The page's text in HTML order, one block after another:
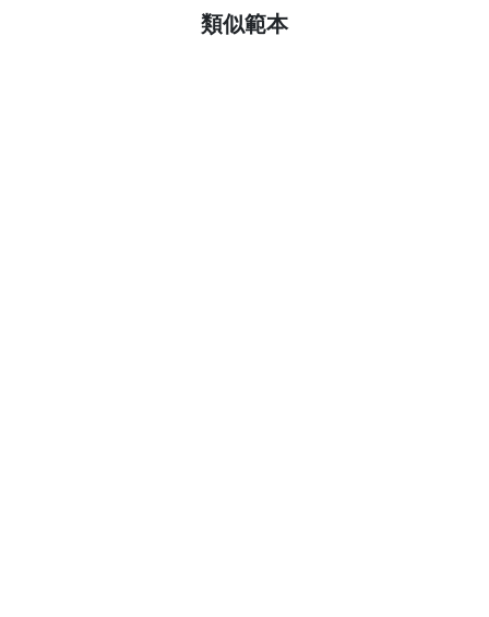
類似範本
了解更多